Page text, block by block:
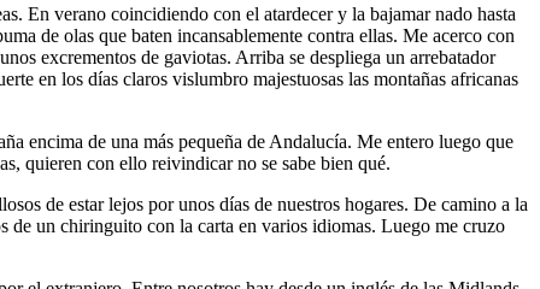
En verano coincidiendo con el atardecer y la bajamar nado hasta
de olas que baten incansablemente contra ellas. Me acerco con
excrementos de gaviotas. Arriba se despliega un arrebatador
en los días claros vislumbro majestuosas las montañas africanas
encima de una más pequeña de Andalucía. Me entero luego que
quieren con ello reivindicar no se sabe bien qué.
de estar lejos por unos días de nuestros hogares. De camino a la
de un chiringuito con la carta en varios idiomas. Luego me cruzo